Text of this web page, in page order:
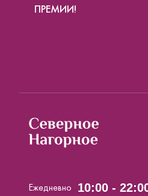
ПРЕМИИ!
Ежедневно 10:00 -